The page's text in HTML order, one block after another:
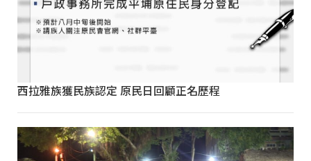
西拉雅族獲民族認定 原民日回顧正名歷程